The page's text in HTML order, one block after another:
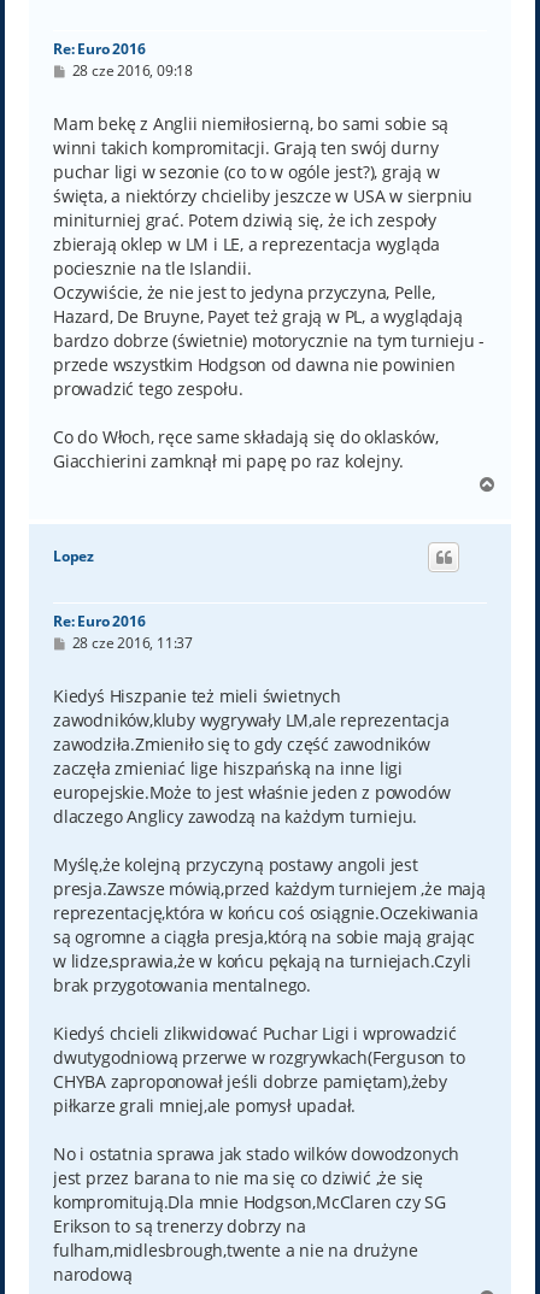
Re: Euro 2016
P
t
28 cze 2016, 09:18
Mam bekę z Anglii niemiłosierną, bo sami sobie są
winni takich kompromitacji. Grają ten swój durny
puchar ligi w sezonie (co to w ogóle jest?), grają w
święta, a niektórzy chcieliby jeszcze w USA w sierpniu
miniturniej grać. Potem dziwią się, że ich zespoły
zbierają oklep w LM i LE, a reprezentacja wygląda
pociesznie na tle Islandii.
Oczywiście, że nie jest to jedyna przyczyna, Pelle,
Hazard, De Bruyne, Payet też grają w PL, a wyglądają
bardzo dobrze (świetnie) motorycznie na tym turnieju -
przede wszystkim Hodgson od dawna nie powinien
prowadzić tego zespołu.
Co do Włoch, ręce same składają się do oklasków,
Giacchierini zamknął mi papę po raz kolejny.
g
Lopez
Re: Euro 2016
P
t
28 cze 2016, 11:37
Kiedyś Hiszpanie też mieli świetnych
zawodników,kluby wygrywały LM,ale reprezentacja
zawodziła.Zmieniło się to gdy część zawodników
zaczęła zmieniać lige hiszpańską na inne ligi
europejskie.Może to jest właśnie jeden z powodów
dlaczego Anglicy zawodzą na każdym turnieju.
Myślę,że kolejną przyczyną postawy angoli jest
presja.Zawsze mówią,przed każdym turniejem ,że mają
reprezentację,która w końcu coś osiągnie.Oczekiwania
są ogromne a ciągła presja,którą na sobie mają grając
w lidze,sprawia,że w końcu pękają na turniejach.Czyli
brak przygotowania mentalnego.
Kiedyś chcieli zlikwidować Puchar Ligi i wprowadzić
dwutygodniową przerwe w rozgrywkach(Ferguson to
CHYBA zaproponował jeśli dobrze pamiętam),żeby
piłkarze grali mniej,ale pomysł upadał.
No i ostatnia sprawa jak stado wilków dowodzonych
jest przez barana to nie ma się co dziwić ,że się
kompromitują.Dla mnie Hodgson,McClaren czy SG
Erikson to są trenerzy dobrzy na
fulham,midlesbrough,twente a nie na drużyne
narodową